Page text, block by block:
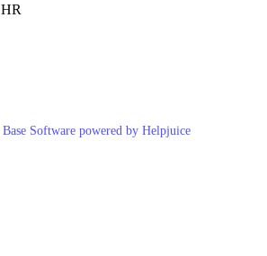
Software powered by Helpjuice